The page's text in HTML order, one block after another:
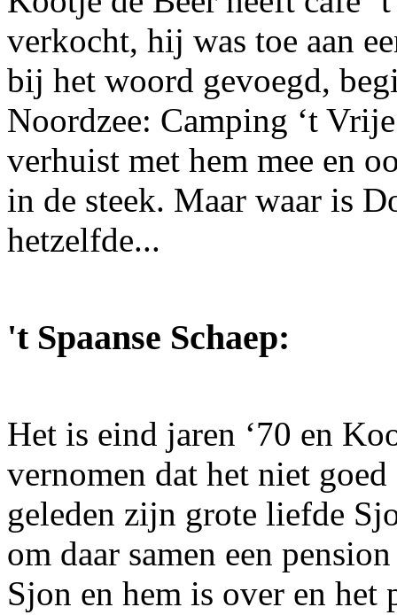
verkocht, hij was toe aan
bij het woord gevoegd,
Noordzee: Camping ‘t
verhuist met hem mee en
in de steek. Maar waar is
hetzelfde...
't Spaanse Schaep:
Het is eind jaren ‘70 en
vernomen dat het niet
geleden zijn grote liefde
om daar samen een
Sjon en hem is over en het